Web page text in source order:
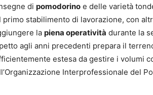
di pomodorino e delle varietà
primo stabilimento di lavorazione, con
la piena operatività durante la
agli anni precedenti prepara il
estesa da gestire i volumi
Interprofessionale del